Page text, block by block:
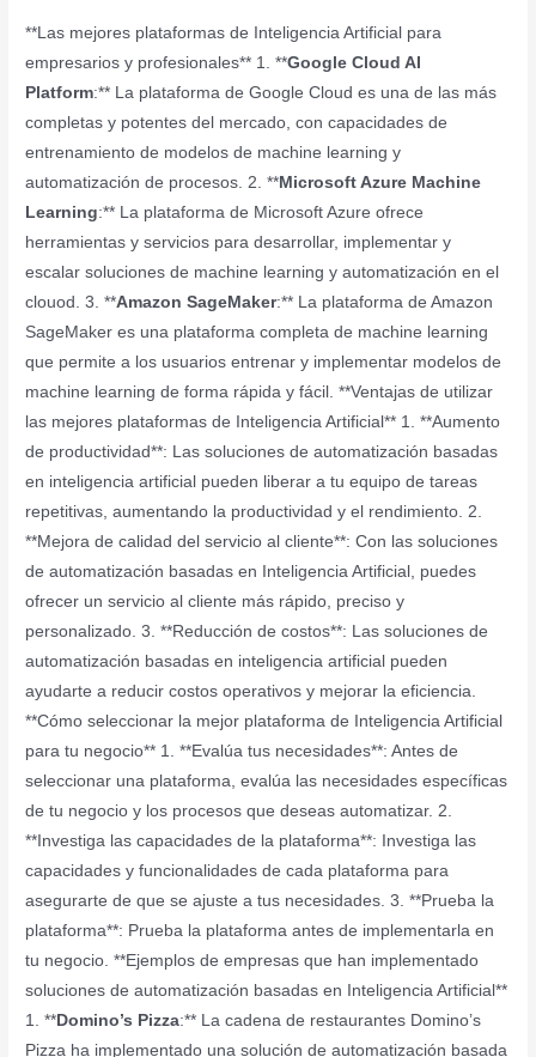
**Las mejores plataformas de Inteligencia Artificial para
empresarios y profesionales** 1. **Google Cloud AI
Platform:** La plataforma de Google Cloud es una de las más
completas y potentes del mercado, con capacidades de
entrenamiento de modelos de machine learning y
automatización de procesos. 2. **Microsoft Azure Machine
Learning:** La plataforma de Microsoft Azure ofrece
herramientas y servicios para desarrollar, implementar y
escalar soluciones de machine learning y automatización en el
clouod. 3. **Amazon SageMaker:** La plataforma de Amazon
SageMaker es una plataforma completa de machine learning
que permite a los usuarios entrenar y implementar modelos de
machine learning de forma rápida y fácil. **Ventajas de utilizar
las mejores plataformas de Inteligencia Artificial** 1. **Aumento
de productividad**: Las soluciones de automatización basadas
en inteligencia artificial pueden liberar a tu equipo de tareas
repetitivas, aumentando la productividad y el rendimiento. 2.
**Mejora de calidad del servicio al cliente**: Con las soluciones
de automatización basadas en Inteligencia Artificial, puedes
ofrecer un servicio al cliente más rápido, preciso y
personalizado. 3. **Reducción de costos**: Las soluciones de
automatización basadas en inteligencia artificial pueden
ayudarte a reducir costos operativos y mejorar la eficiencia.
**Cómo seleccionar la mejor plataforma de Inteligencia Artificial
para tu negocio** 1. **Evalúa tus necesidades**: Antes de
seleccionar una plataforma, evalúa las necesidades específicas
de tu negocio y los procesos que deseas automatizar. 2.
**Investiga las capacidades de la plataforma**: Investiga las
capacidades y funcionalidades de cada plataforma para
asegurarte de que se ajuste a tus necesidades. 3. **Prueba la
plataforma**: Prueba la plataforma antes de implementarla en
tu negocio. **Ejemplos de empresas que han implementado
soluciones de automatización basadas en Inteligencia Artificial**
1. ** Domino’s Pizza:** La cadena de restaurantes Domino’s
Pizza ha implementado una solución de automatización basada